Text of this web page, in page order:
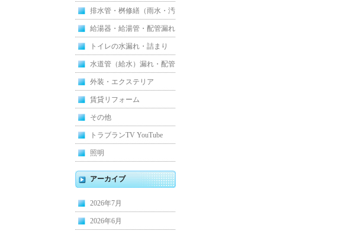
排水管・桝修繕（雨水・汚
水）
給湯器・給湯管・配管漏れ
トイレの水漏れ・詰まり
水道管（給水）漏れ・配管
外装・エクステリア
賃貸リフォーム
その他
トラブランTV YouTube
照明
アーカイブ
2026年7月
2026年6月